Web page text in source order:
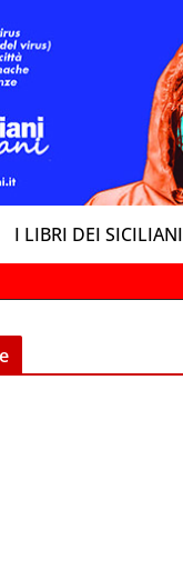
I LIBRI DEI SICILIANI